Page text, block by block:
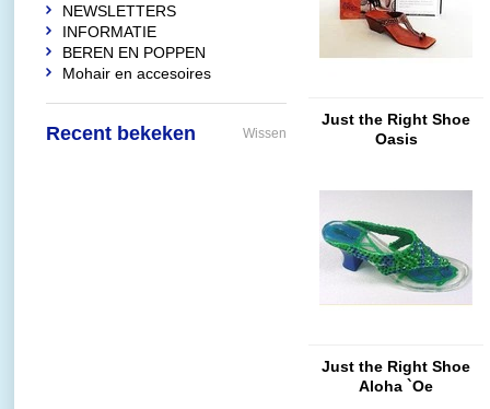
Just the Right Shoe
Oasis
Just the Right Shoe
Aloha `Oe
NEWSLETTERS
INFORMATIE
BEREN EN POPPEN
Mohair en accesoires
Recent bekeken Wissen